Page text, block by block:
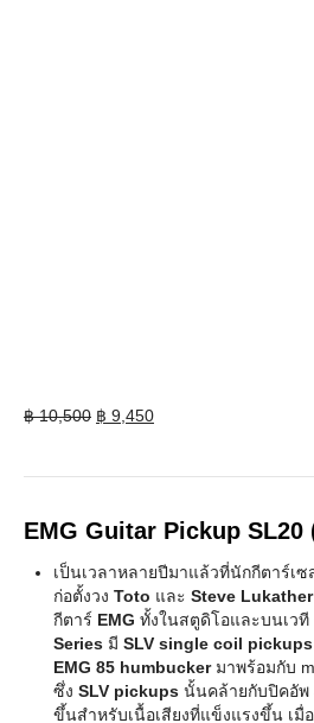
฿10,500 Original
฿ 9,450Current
EMG Guitar Pickup SL20
เป็นเวลาหลายปีมาแล้วที่นักกีตาร์เ
ก่อตั้งวง Toto และ Steve Lukather
กีตาร์ EMG ทั้งในสตูดิโอและบนเวที
Series มี SLV single coil pickups
EMG 85 humbuckerมาพร้อมกับ
ซึ่ง SLV pickups นั้นคล้ายกับปิคอัพ
ขึ้นสำหรับเนื้อเสียงที่แข็งแรงขึ้น เมื่